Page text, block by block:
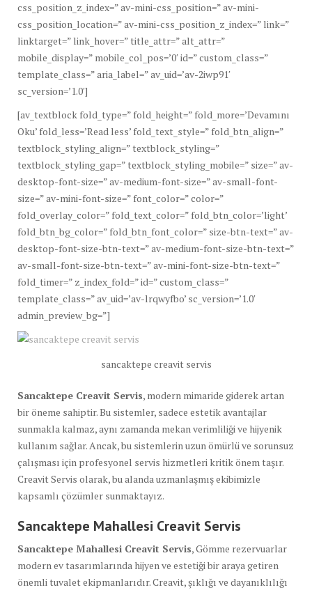
css_position_z_index=” av-mini-css_position=” av-mini-
css_position_location=” av-mini-css_position_z_index=” link=”
linktarget=” link_hover=” title_attr=” alt_attr=”
mobile_display=” mobile_col_pos=’0′ id=” custom_class=”
template_class=” aria_label=” av_uid=’av-2iwp91′
sc_version=’1.0′]
[av_textblock fold_type=” fold_height=” fold_more=’Devamını
Oku’ fold_less=’Read less’ fold_text_style=” fold_btn_align=”
textblock_styling_align=” textblock_styling=”
textblock_styling_gap=” textblock_styling_mobile=” size=” av-
desktop-font-size=” av-medium-font-size=” av-small-font-
size=” av-mini-font-size=” font_color=” color=”
fold_overlay_color=” fold_text_color=” fold_btn_color=’light’
fold_btn_bg_color=” fold_btn_font_color=” size-btn-text=” av-
desktop-font-size-btn-text=” av-medium-font-size-btn-text=”
av-small-font-size-btn-text=” av-mini-font-size-btn-text=”
fold_timer=” z_index_fold=” id=” custom_class=”
template_class=” av_uid=’av-lrqwyfbo’ sc_version=’1.0′
admin_preview_bg=”]
sancaktepe creavit servis
Sancaktepe Creavit Servis, modern mimaride giderek artan
bir öneme sahiptir. Bu sistemler, sadece estetik avantajlar
sunmakla kalmaz, aynı zamanda mekan verimliliği ve hijyenik
kullanım sağlar. Ancak, bu sistemlerin uzun ömürlü ve sorunsuz
çalışması için profesyonel servis hizmetleri kritik önem taşır.
Creavit Servis olarak, bu alanda uzmanlaşmış ekibimizle
kapsamlı çözümler sunmaktayız.
Sancaktepe Mahallesi Creavit Servis
Sancaktepe Mahallesi Creavit Servis, Gömme rezervuarlar
modern ev tasarımlarında hijyen ve estetiği bir araya getiren
önemli tuvalet ekipmanlarıdır. Creavit, şıklığı ve dayanıklılığı